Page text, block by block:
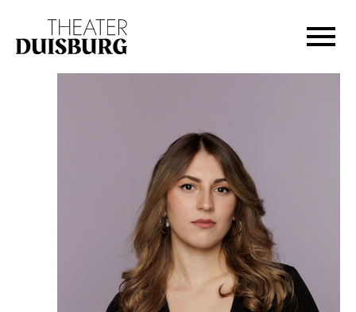
Zur Hauptnavigation springen
Zum Footer springen